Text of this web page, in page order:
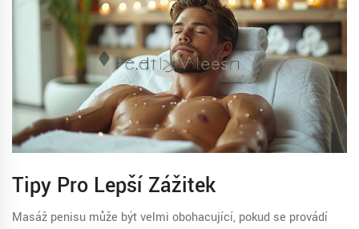
Tipy Pro Lepší Zážitek
Masáž penisu může být velmi obohacující, pokud se provádí